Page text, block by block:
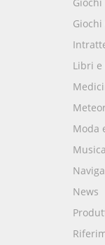
Libri
Moda
Musica
News